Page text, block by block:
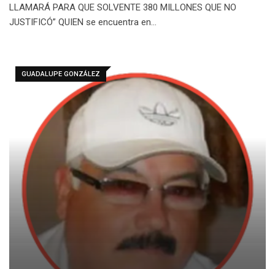
LLAMARÁ PARA QUE SOLVENTE 380 MILLONES QUE NO
JUSTIFICÓ” QUIEN se encuentra en…
GUADALUPE GONZÁLEZ